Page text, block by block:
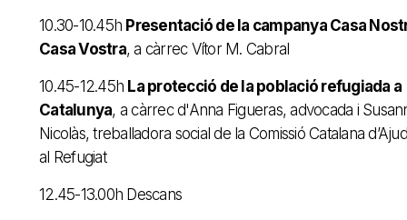
10.30-10.45h Presentació de la campanya Casa
Casa Vostra, a càrrec Vítor M. Cabral
10.45-12.45h La protecció de la població refugiada a
Catalunya, a càrrec d'Anna Figueras, advocada i
Nicolàs, treballadora social de la Comissió Catalana
al Refugiat
12.45-13.00h Descans